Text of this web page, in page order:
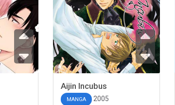
Aijin Incubus
MANGA 2005